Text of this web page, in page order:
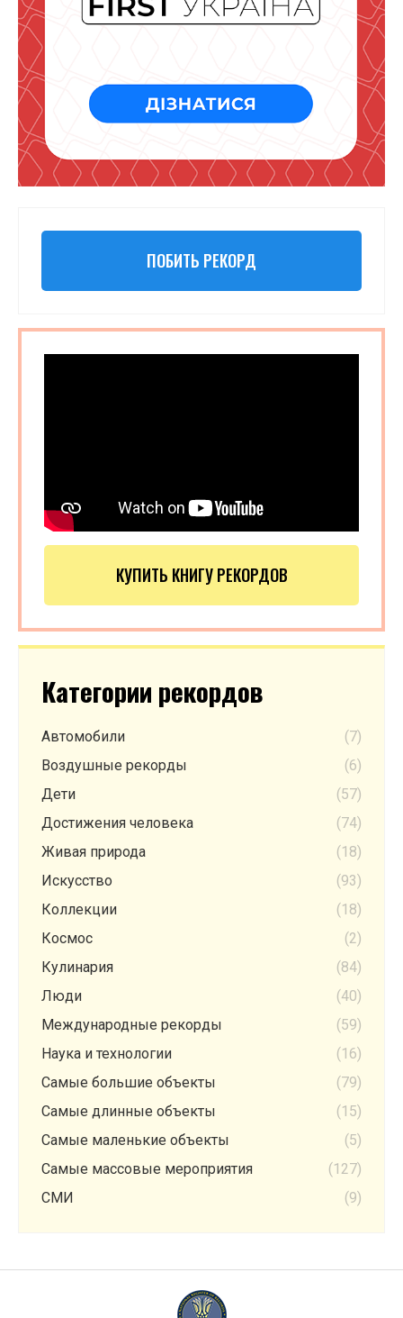
ПОБИТЬ РЕКОРД
КУПИТЬ КНИГУ РЕКОРДОВ
Категории рекордов
Автомобили
(7)
Воздушные рекорды
(6)
Дети
(57)
Достижения человека
(74)
Живая природа
(18)
Искусство
(93)
Коллекции
(18)
Космос
(2)
Кулинария
(84)
Люди
(40)
Международные рекорды
(59)
Наука и технологии
(16)
Самые большие объекты
(79)
Самые длинные объекты
(15)
Самые маленькие объекты
(5)
Самые массовые мероприятия
(127)
СМИ
(9)